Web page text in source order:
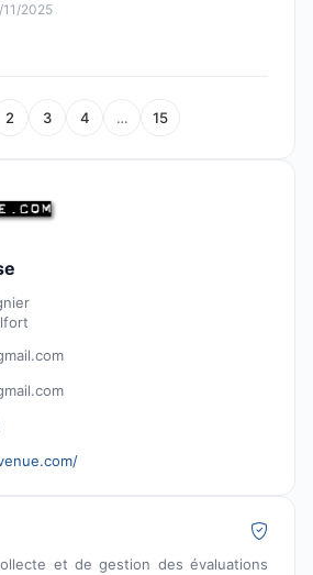
11/2025
2 3 4 … 15
et de gestion des évaluations